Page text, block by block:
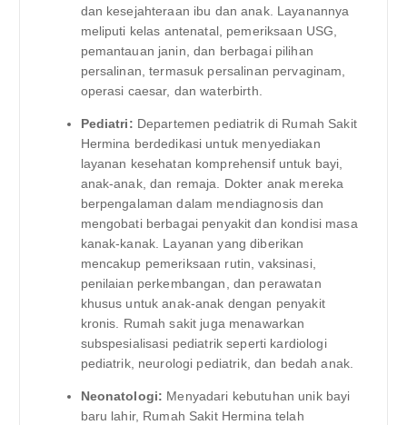
dan kesejahteraan ibu dan anak. Layanannya
meliputi kelas antenatal, pemeriksaan USG,
pemantauan janin, dan berbagai pilihan
persalinan, termasuk persalinan pervaginam,
operasi caesar, dan waterbirth.
Pediatri: Departemen pediatrik di Rumah Sakit
Hermina berdedikasi untuk menyediakan
layanan kesehatan komprehensif untuk bayi,
anak-anak, dan remaja. Dokter anak mereka
berpengalaman dalam mendiagnosis dan
mengobati berbagai penyakit dan kondisi masa
kanak-kanak. Layanan yang diberikan
mencakup pemeriksaan rutin, vaksinasi,
penilaian perkembangan, dan perawatan
khusus untuk anak-anak dengan penyakit
kronis. Rumah sakit juga menawarkan
subspesialisasi pediatrik seperti kardiologi
pediatrik, neurologi pediatrik, dan bedah anak.
Neonatologi: Menyadari kebutuhan unik bayi
baru lahir, Rumah Sakit Hermina telah